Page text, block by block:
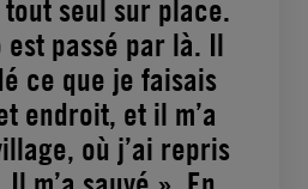
seul sur place.
est passé par là. Il
ce que je faisais
endroit, et il m’a
où j’ai repris